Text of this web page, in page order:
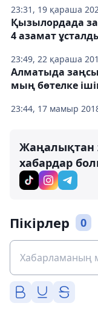
23:31, 19 қараша
23:49, 22 қараша
Қызылордада
4 азамат
23:44, 17 мамыр
Алматыда
мың бөтелке
Жаңалықтан
хабардар
Пікірлер 0